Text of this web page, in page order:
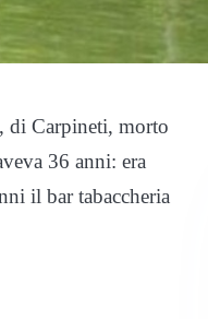
, di Carpineti, morto
36 anni: era
il bar tabaccheria